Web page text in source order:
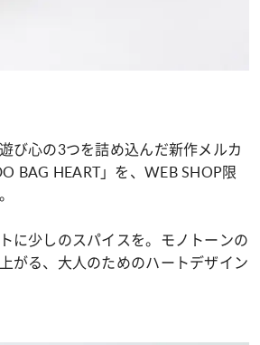
び心の3つを詰め込んだ新作メルカ
BAG HEART」を、WEB SHOP限
に少しのスパイスを。モノトーンの
がる、大人のためのハートデザイン